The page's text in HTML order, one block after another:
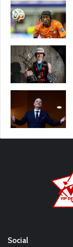
Social